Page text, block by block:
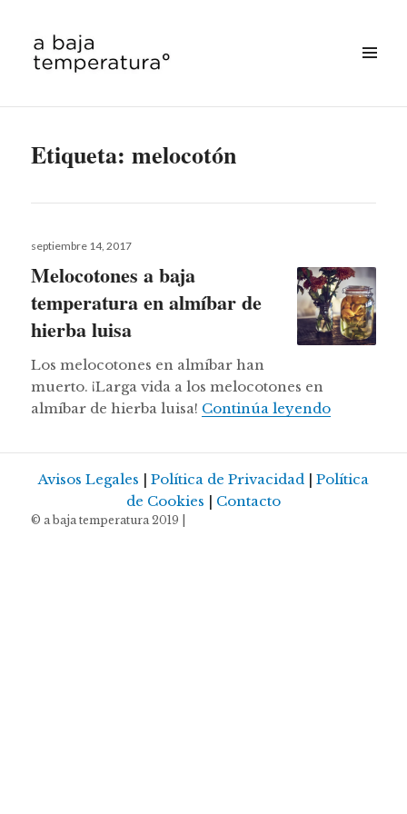
Etiqueta:melocotón
Publicado
septiembre 14, 2017
Melocotones a baja
temperatura en almíbar de
hierba luisa
Los melocotones en almíbar han
muerto. ¡Larga vida a los melocotones en
almíbar de hierba luisa! Continúa leyendo
Avisos Legales | Política de Privacidad | Política
de Cookies | Contacto
© a baja temperatura 2019 |